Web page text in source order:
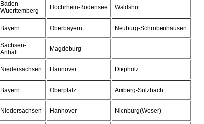
Baden-
Wuerttemberg
Hochrhein-Bodensee Waldshut
Bayern Oberbayern Neuburg-Schrobenhausen
Sachsen-
Anhalt
Magdeburg
Niedersachsen Hannover Diepholz
Bayern Oberpfalz Amberg-Sulzbach
Niedersachsen Hannover Nienburg(Weser)